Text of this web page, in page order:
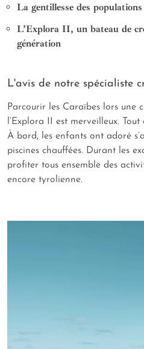
La gentillesse des populations
L’Explora II, un bateau de
génération
L'avis de notre spécialiste
Parcourir les Caraïbes lors une
l’Explora II est merveilleux.
À bord, les enfants ont adoré
piscines chauffées. Durant les
profiter tous ensemble des
encore tyrolienne.